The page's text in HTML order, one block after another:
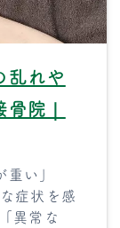
乱れや
院｜
い」
症状を感
異常な